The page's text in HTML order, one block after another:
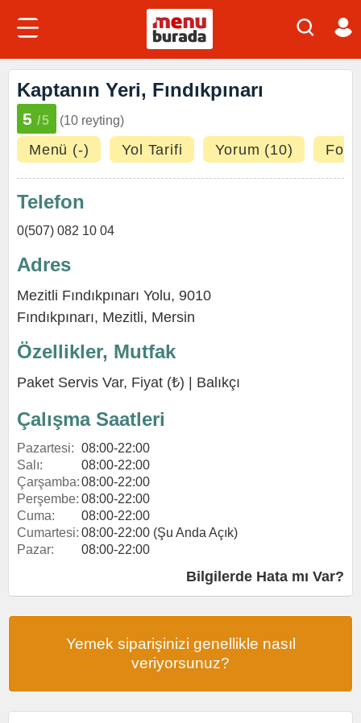
Kaptanın Yeri, Fındıkpınarı
5 /5 (10 reyting)
Menü (-) Yol Tarifi Yorum (10)
Telefon
0(507) 082 10 04
Adres
Mezitli Fındıkpınarı Yolu, 9010
Fındıkpınarı, Mezitli, Mersin
Özellikler, Mutfak
Paket Servis Var, Fiyat (₺) | Balıkçı
Çalışma Saatleri
Pazartesi: 08:00-22:00
Salı:
08:00-22:00
Çarşamba:08:00-22:00
Perşembe: 08:00-22:00
Cuma:
08:00-22:00
Cumartesi: 08:00-22:00 (Şu Anda Açık)
Pazar:
08:00-22:00
Bilgilerde Hata mı Var?
Yemek siparişinizi genellikle nasıl
veriyorsunuz?